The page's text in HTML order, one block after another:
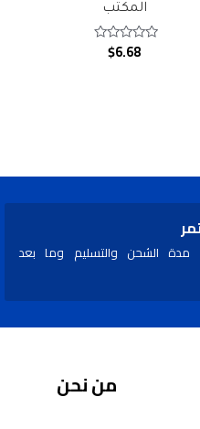
المكتب
Rated
$6.68
الشحن والتسليم وما بعد
من نحن